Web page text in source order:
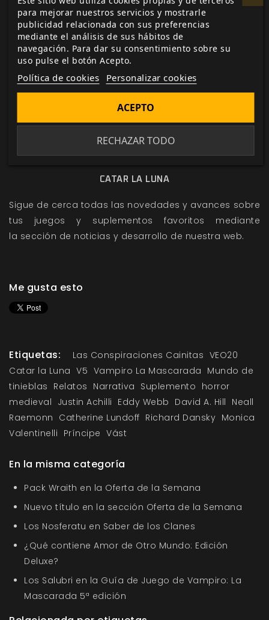
CATAR LA LUNA
Sigue de cerca todas las novedades y avances sobre
tus juegos y suplementos favoritos mediante
la sección de noticias y desarrollo de nuestra web.
Me gusta esto
Etiquetas: Las Conspiraciones Cainitas VEO20
Catar la Luna V5 Vampiro La Mascarada Mundo de
tinieblas Relatos Narrativa Suplemento horror
medieval Justin Achilli Eddy Webb David A. Hill Neall
Raemonn Catherine Lundoff Richard Dansky Monica
Valentinelli Príncipe Vást
En la misma categoría
Pack Wraith en la Oferta de la Semana
Nuevo título en la sección Oferta de la Semana
Los Nosferatu en Saber de los Clanes
¿Qué contiene Amor de Otro Mundo: Edición
Deluxe?
Los Salubri en la Guía de Juego de Vampiro: La
Mascarada 5ª edición
para mejorar nuestros servicios y mostrarle
publicidad relacionada con sus preferencias
mediante el análisis de sus hábitos de
navegación. Para dar su consentimiento sobre su
uso pulse el botón Acepto.
Política de cookies Personalizar cookies
RECHAZAR TODO
ACEPTO